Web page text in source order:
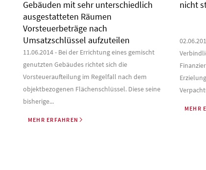
Gebäuden mit sehr unterschiedlich
ausgestatteten Räumen
Vorsteuerbeträge nach
Umsatzschlüssel aufzuteilen
11.06.2014 - Bei der Errichtung eines gemischt
genutzten Gebäudes richtet sich die
Vorsteueraufteilung im Regelfall nach dem
objektbezogenen Flächenschlüssel. Diese seine
bisherige...
MEHR ERFAHREN
nicht
MEHR